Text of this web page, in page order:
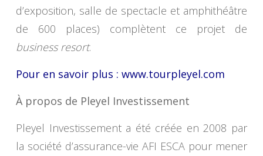
d’exposition, salle de spectacle et amphithéâtre
de 600 places) complètent ce projet de
business resort.
Pour en savoir plus : www.tourpleyel.com
À propos de Pleyel Investissement
Pleyel Investissement a été créée en 2008 par
la société d’assurance-vie AFI ESCA pour mener